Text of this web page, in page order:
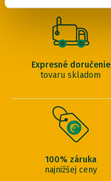
Expresné doručenie
tovaru skladom
100% záruka
najnižšej ceny